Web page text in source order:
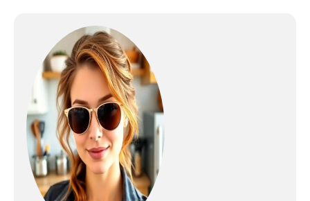
notice de montage, matériel
d’installation ainsi que
plans de travail
personnalisables selon la
configuration. SYSTÈME
NEXUS SILENT & CONFORT –
Les tiroirs métalliques
modernes de la gamme
Nexus en finition graphite,
dotés de la technologie
Soft-Close, assurent une